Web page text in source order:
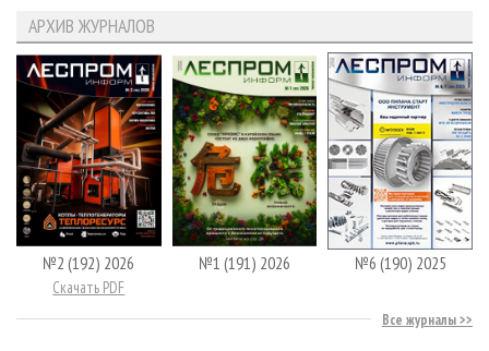
АРХИВ ЖУРНАЛОВ
№2 (192) 2026
Скачать PDF
№1 (191) 2026 №6 (190) 2025
Все журналы